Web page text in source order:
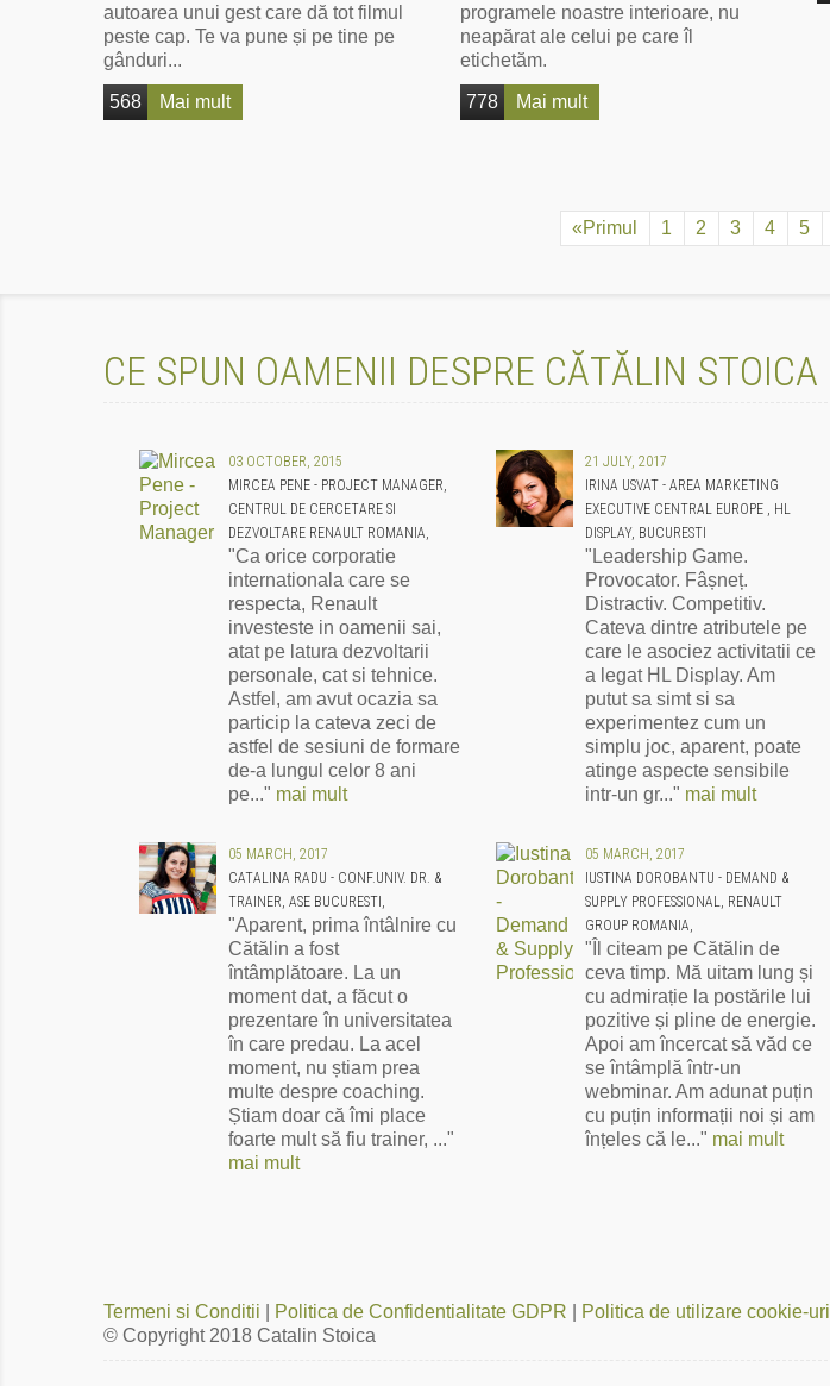
autoarea unui gest care dă tot filmul
peste cap. Te va pune și pe tine pe
gânduri...
Mai mult
568
programele noastre interioare, nu
neapărat ale celui pe care îl
etichetăm.
Mai mult
778
«Primul 1 2 3 4 5
CE SPUN OAMENII DESPRE CĂTĂLIN STOICA
03 OCTOBER, 2015
MIRCEA PENE - PROJECT MANAGER,
CENTRUL DE CERCETARE SI
DEZVOLTARE RENAULT ROMANIA,
"Ca orice corporatie
internationala care se
respecta, Renault
investeste in oamenii sai,
atat pe latura dezvoltarii
personale, cat si tehnice.
Astfel, am avut ocazia sa
particip la cateva zeci de
astfel de sesiuni de formare
de-a lungul celor 8 ani
pe..." mai mult
21 JULY, 2017
IRINA USVAT - AREA MARKETING
EXECUTIVE CENTRAL EUROPE , HL
DISPLAY, BUCURESTI
"Leadership Game.
Provocator. Fâșneț.
Distractiv. Competitiv.
Cateva dintre atributele pe
care le asociez activitatii ce
a legat HL Display. Am
putut sa simt si sa
experimentez cum un
simplu joc, aparent, poate
atinge aspecte sensibile
intr-un gr..." mai mult
05 MARCH, 2017
CATALINA RADU - CONF.UNIV. DR. &
TRAINER, ASE BUCURESTI,
"Aparent, prima întâlnire cu
Cătălin a fost
întâmplătoare. La un
moment dat, a făcut o
prezentare în universitatea
în care predau. La acel
moment, nu știam prea
multe despre coaching.
Știam doar că îmi place
foarte mult să fiu trainer, ..."
mai mult
05 MARCH, 2017
IUSTINA DOROBANTU - DEMAND &
SUPPLY PROFESSIONAL, RENAULT
GROUP ROMANIA,
"Îl citeam pe Cătălin de
ceva timp. Mă uitam lung și
cu admirație la postările lui
pozitive și pline de energie.
Apoi am încercat să văd ce
se întâmplă într-un
webminar. Am adunat puțin
cu puțin informații noi și am
înțeles că le..." mai mult
Termeni si Conditii Politica de Confidentialitate GDPR
Politica de utilizare cookie-uri
© Copyright 2018 Catalin Stoica